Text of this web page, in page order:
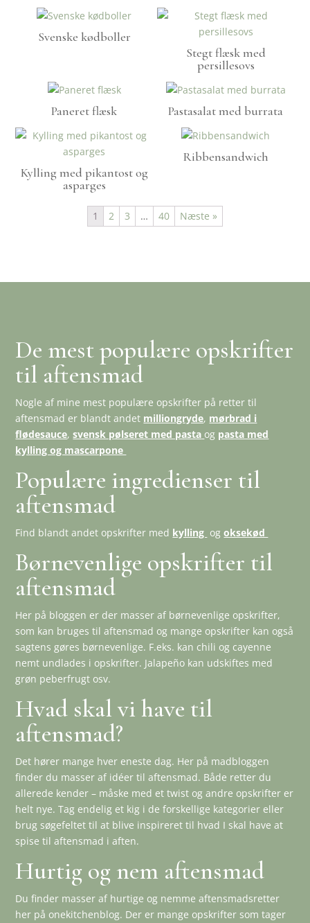
Svenske kødboller
Stegt flæsk med
persillesovs
Paneret flæsk Pastasalat med burrata
Kylling med pikantost og
asparges
Ribbensandwich
1 2 3 … 40 Næste »
De mest populære opskrifter
til aftensmad
Nogle af mine mest populære opskrifter på retter til
aftensmad er blandt andet milliongryde, mørbrad i
flødesauce,svensk pølseret med pasta og pasta med
kylling og mascarpone
Populære ingredienser til
aftensmad
Find blandt andet opskrifter med kylling ogoksekød
Børnevenlige opskrifter til
aftensmad
Her på bloggen er der masser af børnevenlige opskrifter,
som kan bruges til aftensmad og mange opskrifter kan også
sagtens gøres børnevenlige. F.eks. kan chili og cayenne
nemt undlades i opskrifter. Jalapeño kan udskiftes med
grøn peberfrugt osv.
Hvad skal vi have til
aftensmad?
Det hører mange hver eneste dag. Her på madbloggen
finder du masser af idéer til aftensmad. Både retter du
allerede kender – måske med et twist og andre opskrifter er
helt nye. Tag endelig et kig i de forskellige kategorier eller
brug søgefeltet til at blive inspireret til hvad I skal have at
spise til aftensmad i aften.
Hurtig og nem aftensmad
Du finder masser af hurtige og nemme aftensmadsretter
her på onekitchenblog. Der er mange opskrifter som tager